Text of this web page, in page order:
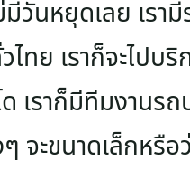
นหยุดเลย เรามี
ย เราก็จะไปบริ
เราก็มีทีมงานร
จะขนาดเล็กหรื